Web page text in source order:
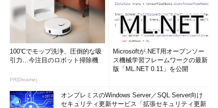
100℃でモップ洗浄、圧倒的な吸
引力…今注目のロボット掃除機
PR(Dreame)
Microsoftが.NET用オープンソー
ス機械学習フレームワークの最新
版「ML.NET 0.11」を公開
オンプレミスのWindows Server／SQL Server向け
セキュリティ更新サービス「拡張セキュリティ更新